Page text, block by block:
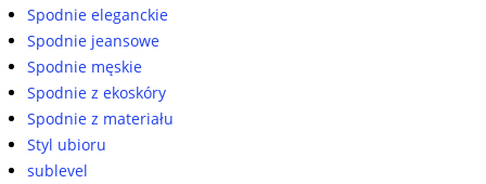
Spodnie eleganckie
Spodnie jeansowe
Spodnie męskie
Spodnie z ekoskóry
Spodnie z materiału
Styl ubioru
sublevel